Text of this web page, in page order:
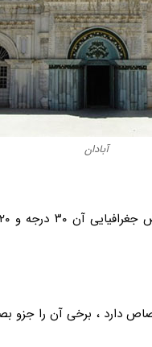
آبادان
، برخی آن را جزو